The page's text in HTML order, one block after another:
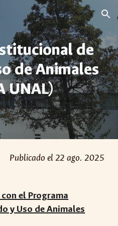
Skip to navigation
de
de Animales
UNAL)
Publicado el 22 ago. 2025
el Programa
y Uso de Animales